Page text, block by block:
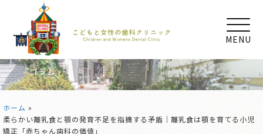
MENU
コラム
ホーム »
柔らかい離乳食と顎の発育不足を指摘する矛盾｜離乳食は顎を育てる小児
矯正「赤ちゃん歯科の価値」